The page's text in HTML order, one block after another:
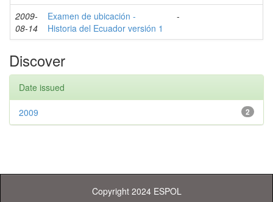
2009-
08-14
Examen de ubicación -
Historia del Ecuador versión 1
-
Discover
Date issued
2
2009
Copyright 2024 ESPOL